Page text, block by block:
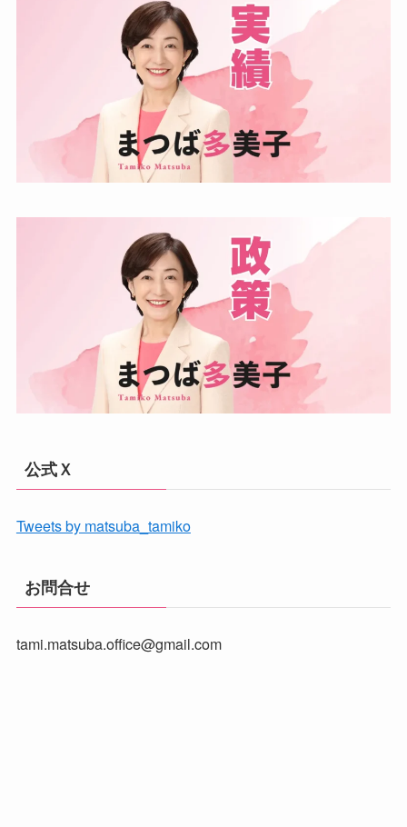
公式Ｘ
Tweets by matsuba_tamiko
お問合せ
tami.matsuba.office@gmail.com